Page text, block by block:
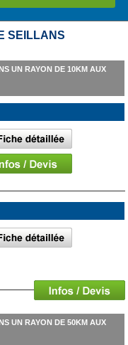
SEILLANS
UN RAYON DE 10KM AUX
UN RAYON DE 50KM AUX